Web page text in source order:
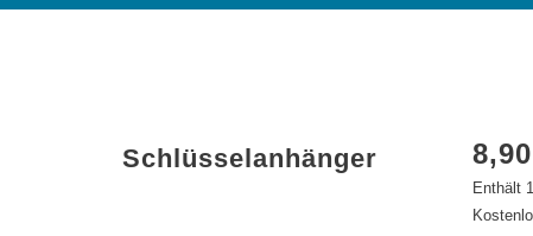
Schlüsselanhänger 8,90
Enthält